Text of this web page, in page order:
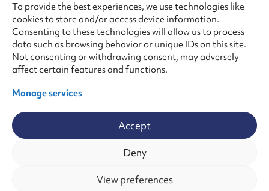
To provide the best experiences, we use technologies like
cookies to store and/or access device information.
Consenting to these technologies will allow us to process
data such as browsing behavior or unique IDs on this site.
Not consenting or withdrawing consent, may adversely
affect certain features and functions.
Manage services
Accept
Deny
View preferences
FacebookFacebook
LinkedinLinkedin
Instagram
Youtube